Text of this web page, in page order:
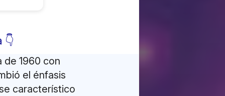
de 1960 con
el énfasis
característico